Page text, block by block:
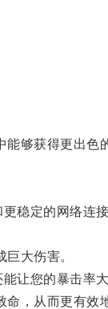
够获得更出色
定的网络连接
大伤害。
让您的暴击率大
，从而更有效